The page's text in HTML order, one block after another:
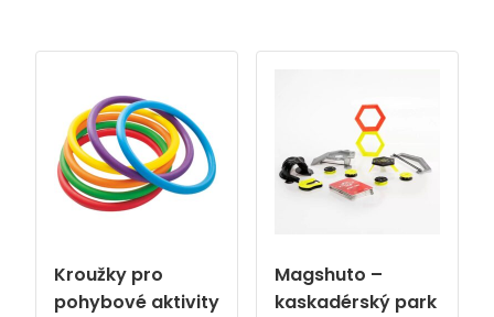
Kroužky pro
pohybové aktivity
Magshuto –
kaskadérský park